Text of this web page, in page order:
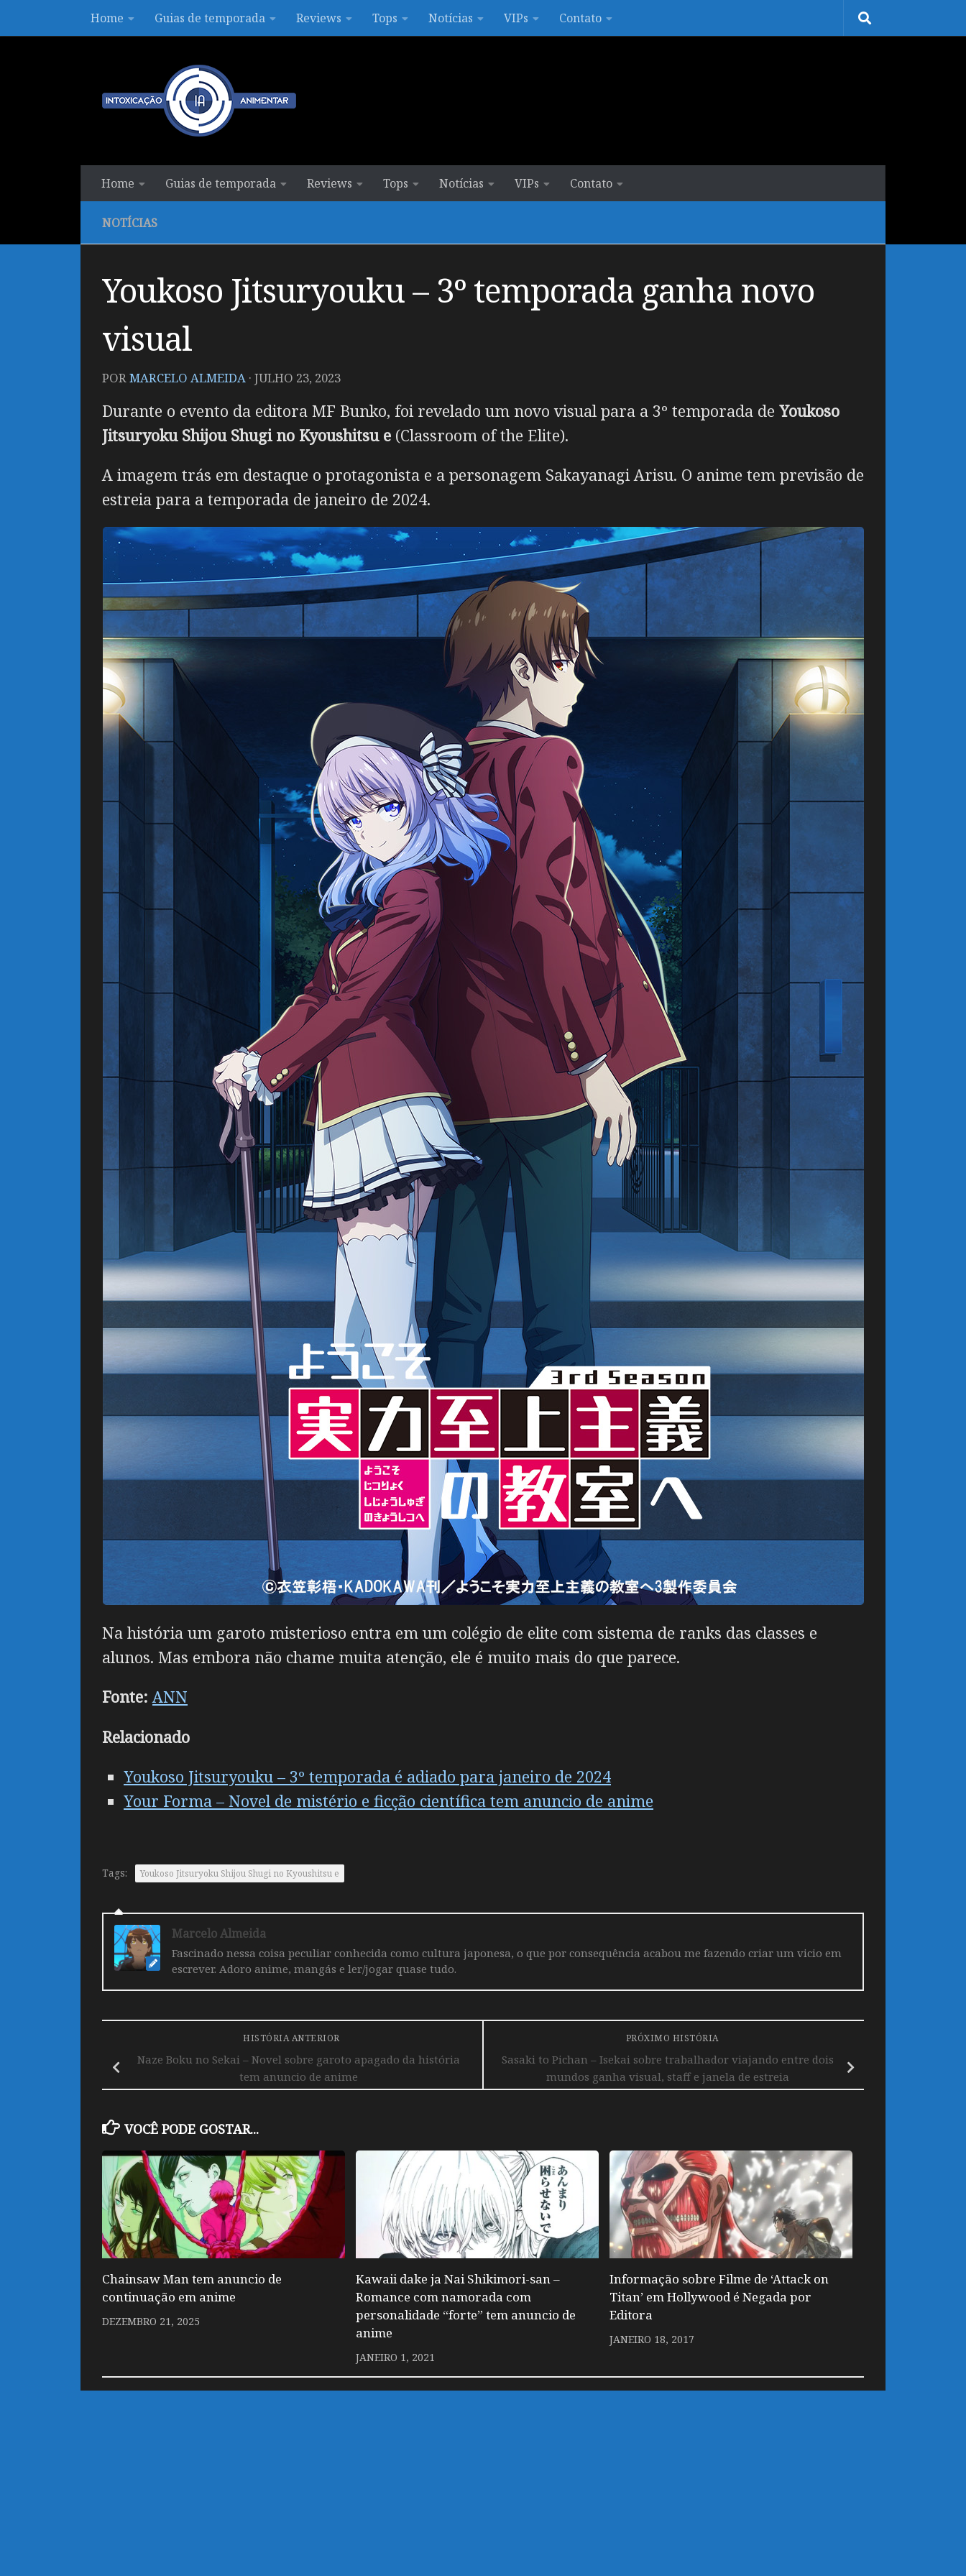
Skip to contentHome Guias de temporada Reviews Tops Notícias VIPs Contato
Home Guias de temporada Reviews Tops Notícias VIPs Contato
NOTÍCIAS
Youkoso Jitsuryouku – 3º temporada ganha novo
visual
PORMARCELO ALMEIDA · JULHO 23, 2023
Durante o evento da editora MF Bunko, foi revelado um novo visual para a 3º temporada de Youkoso
Jitsuryoku Shijou Shugi no Kyoushitsu e (Classroom of the Elite).
A imagem trás em destaque o protagonista e a personagem Sakayanagi Arisu. O anime tem previsão de
estreia para a temporada de janeiro de 2024.
Na história um garoto misterioso entra em um colégio de elite com sistema de ranks das classes e
alunos. Mas embora não chame muita atenção, ele é muito mais do que parece.
Fonte: ANN
Relacionado
Youkoso Jitsuryouku – 3º temporada é adiado para janeiro de 2024
Your Forma – Novel de mistério e ficção científica tem anuncio de anime
Tags: Youkoso Jitsuryoku Shijou Shugi no Kyoushitsu e
Marcelo Almeida
Fascinado nessa coisa peculiar conhecida como cultura japonesa, o que por consequência acabou me fazendo criar um vicio em
escrever. Adoro anime, mangás e ler/jogar quase tudo.
PRÓXIMO HISTÓRIA
Sasaki to Pichan – Isekai sobre trabalhador viajando entre dois
mundos ganha visual, staff e janela de estreia
HISTÓRIA ANTERIOR
Naze Boku no Sekai – Novel sobre garoto apagado da história
tem anuncio de anime
VOCÊ PODE GOSTAR...
Chainsaw Man tem anuncio de
continuação em anime
DEZEMBRO 21, 2025
Kawaii dake ja Nai Shikimori-san –
Romance com namorada com
personalidade “forte” tem anuncio de
anime
JANEIRO 1, 2021
Informação sobre Filme de ‘Attack on
Titan’ em Hollywood é Negada por
Editora
JANEIRO 18, 2017